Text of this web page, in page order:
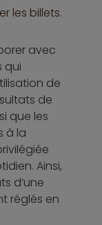
les billets.
avec
qui
de
de
que les
à la
Ainsi,
d’une
réglés en